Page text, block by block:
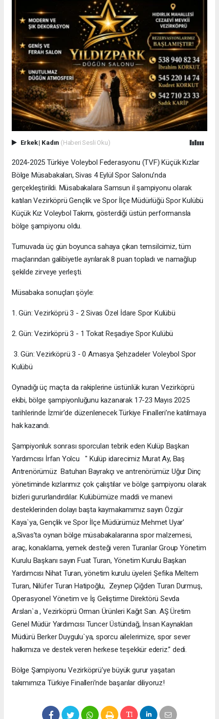
Erkek| Kadın (Haberi Sesli Oku)
2024-2025 Türkiye Voleybol Federasyonu (TVF) Küçük Kızlar
Bölge Müsabakaları, Sivas 4 Eylül Spor Salonu’nda
gerçekleştirildi. Müsabakalara Samsun il şampiyonu olarak
katılan Vezirköprü Gençlik ve Spor İlçe Müdürlüğü Spor Kulübü
Küçük Kız Voleybol Takımı, gösterdiği üstün performansla
bölge şampiyonu oldu.
Turnuvada üç gün boyunca sahaya çıkan temsilcimiz, tüm
maçlarından galibiyetle ayrılarak 8 puan topladı ve namağlup
şekilde zirveye yerleşti.
Müsabaka sonuçları şöyle:
1. Gün: Vezirköprü 3 - 2 Sivas Özel İdare Spor Kulübü
2. Gün: Vezirköprü 3 - 1 Tokat Reşadiye Spor Kulübü
3. Gün: Vezirköprü 3 - 0 Amasya Şehzadeler Voleybol Spor
Kulübü
Oynadığı üç maçta da rakiplerine üstünlük kuran Vezirköprü
ekibi, bölge şampiyonluğunu kazanarak 17-23 Mayıs 2025
tarihlerinde İzmir’de düzenlenecek Türkiye Finalleri’ne katılmaya
hak kazandı.
Şampiyonluk sonrası sporcuları tebrik eden Kulüp Başkan
Yardımcısı İrfan Yolcu " Kulüp idarecimiz Murat Ay, Baş
Antrenörümüz Batuhan Bayrakçı ve antrenörümüz Uğur Dinç
yönetiminde kızlarımız çok çalıştılar ve bölge şampiyonu olarak
bizleri gururlandırdılar. Kulübümüze maddi ve manevi
desteklerinden dolayı başta kaymakamımız sayın Özgür
Kaya`ya, Gençlik ve Spor İlçe Müdürümüz Mehmet Uyar’
a,Sivas’ta oynan bölge müsabakalararına spor malzemesi,
araç, konaklama, yemek desteği veren Turanlar Group Yönetim
Kurulu Başkanı sayın Fuat Turan, Yönetim Kurulu Başkan
Yardımcısı Nihat Turan, yönetim kurulu üyeleri Şefika Meltem
Turan, Nilüfer Turan Hatipoğlu, Zeynep Çiğden Turan Durmuş,
Operasyonel Yönetim ve İş Geliştirme Direktörü Sevda
Arslan`a , Vezirköprü Orman Ürünleri Kağıt San. AŞ Üretim
Genel Müdür Yardımcısı Tuncer Üstündağ, İnsan Kaynakları
Müdürü Berker Duygulu`ya, sporcu ailelerimize, spor sever
halkımıza ve destek veren herkese teşekkür ederiz.” dedi.
Bölge Şampiyonu Vezirköprü’ye büyük gurur yaşatan
takımımıza Türkiye Finalleri’nde başarılar diliyoruz!